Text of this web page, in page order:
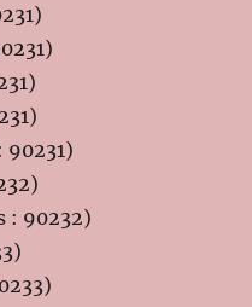
90231)
: 90232)